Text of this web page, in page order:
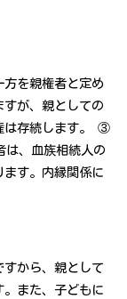
方を親権者と定め
が、親としての
は存続します。 ③
、血族相続人の
す。内縁関係に
から、親として
また、子どもに